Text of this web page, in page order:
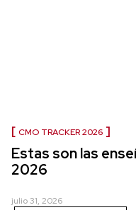
CMO TRACKER 2026
Estas son las
2026
julio 31, 2026